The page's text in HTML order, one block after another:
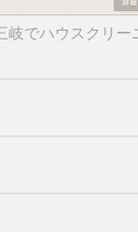
岐でハウスクリー